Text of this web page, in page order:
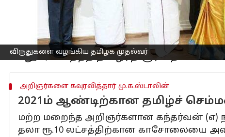
விருதுகளை வழங்கிய தமிழக முதல்வர்
பெற்றுக்கொண்டார்.
இதனை தொடர்ந்து தமிழக அரசால்
ராஜேந்திரன், நா.மம்மது
காசோலையை தமிழக முதல்வர்
அறிஞர்களை கவுரவித்தார் மு.க.ஸ்டாலின்
2021ம் ஆண்டிற்கான தமிழ்ச்
மற்ற மறைந்த அறிஞர்களான கந்தர்வன் (எ)
தலா ரூ.10 லட்சத்திற்கான காசோலையை